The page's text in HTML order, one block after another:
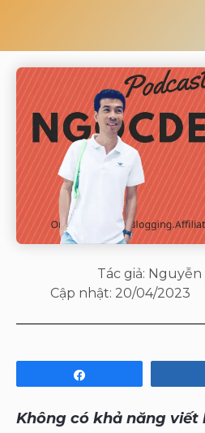
Tác giả: Nguyễn
Cập nhật: 20/04/2023
Không có khả năng viết